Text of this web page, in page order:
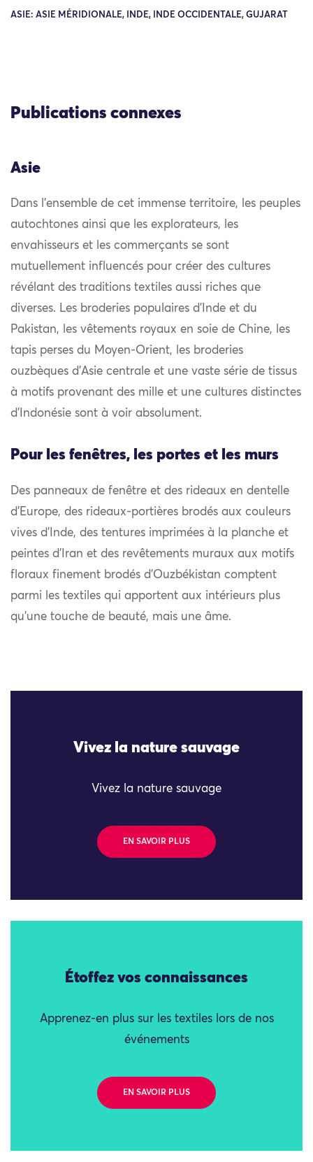
ASIE: ASIE MÉRIDIONALE, INDE, INDE OCCIDENTALE, GUJARAT
Publications connexes
Asie
Dans l’ensemble de cet immense territoire, les peuples
autochtones ainsi que les explorateurs, les
envahisseurs et les commerçants se sont
mutuellement influencés pour créer des cultures
révélant des traditions textiles aussi riches que
diverses. Les broderies populaires d’Inde et du
Pakistan, les vêtements royaux en soie de Chine, les
tapis perses du Moyen-Orient, les broderies
ouzbèques d’Asie centrale et une vaste série de tissus
à motifs provenant des mille et une cultures distinctes
d’Indonésie sont à voir absolument.
Pour les fenêtres, les portes et les murs
Des panneaux de fenêtre et des rideaux en dentelle
d’Europe, des rideaux-portières brodés aux couleurs
vives d’Inde, des tentures imprimées à la planche et
peintes d’Iran et des revêtements muraux aux motifs
floraux finement brodés d’Ouzbékistan comptent
parmi les textiles qui apportent aux intérieurs plus
qu’une touche de beauté, mais une âme.
Vivez la nature sauvage
Vivez la nature sauvage
EN SAVOIR PLUS
Étoffez vos connaissances
Apprenez-en plus sur les textiles lors de nos
événements
EN SAVOIR PLUS